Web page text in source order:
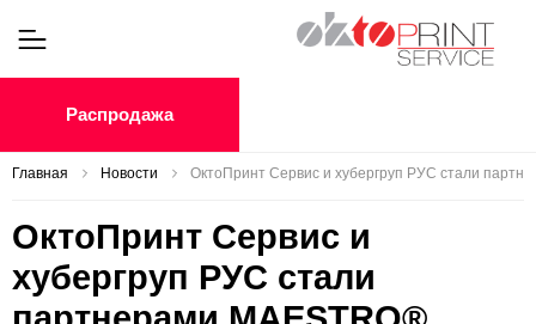
Распродажа
Главная Новости ОктоПринт Сервис и хубергруп РУС стали
ОктоПринт Сервис и
хубергруп РУС стали